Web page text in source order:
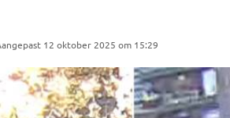
12 oktober 2025 om 15:29